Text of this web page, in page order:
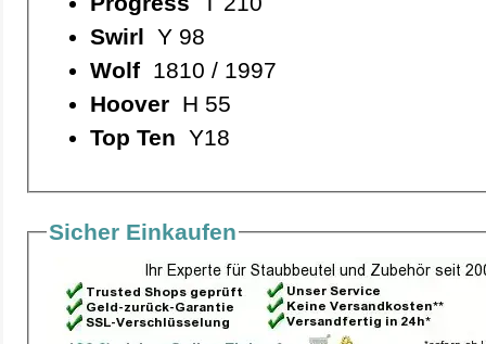
Swirl Y 98
Wolf1810 / 1997
HooverH 55
Top Ten Y18
Sicher Einkaufen